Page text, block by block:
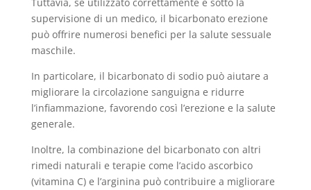
supervisione di un medico, il bicarbonato erezione
può offrire numerosi benefici per la salute sessuale
maschile.
In particolare, il bicarbonato di sodio può aiutare a
migliorare la circolazione sanguigna e ridurre
l’infiammazione, favorendo così l’erezione e la salute
generale.
Inoltre, la combinazione del bicarbonato con altri
rimedi naturali e terapie come l’acido ascorbico
(vitamina C) e l’arginina può contribuire a migliorare